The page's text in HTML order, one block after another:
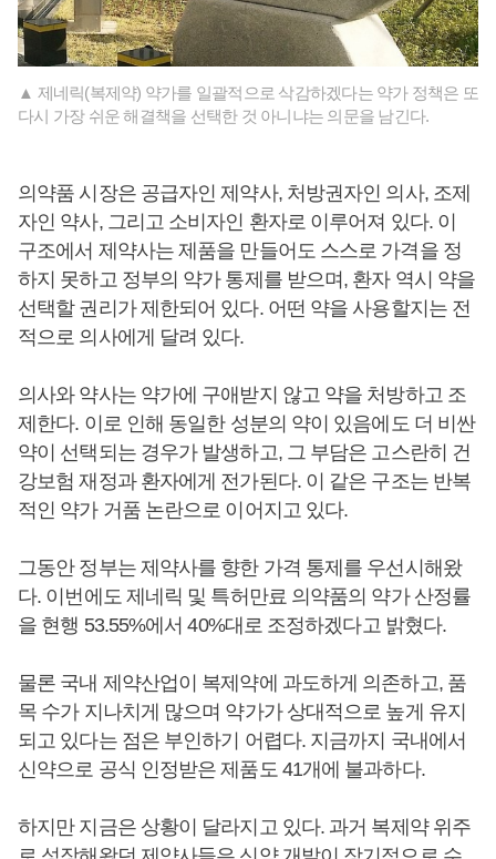
▲ 제네릭(복제약) 약가를 일괄적으로 삭감하겠다는 약가 정책은 또
다시 가장 쉬운 해결책을 선택한 것 아니냐는 의문을 남긴다.
의약품 시장은 공급자인 제약사, 처방권자인 의사, 조제
자인 약사, 그리고 소비자인 환자로 이루어져 있다. 이
구조에서 제약사는 제품을 만들어도 스스로 가격을 정
하지 못하고 정부의 약가 통제를 받으며, 환자 역시 약을
선택할 권리가 제한되어 있다. 어떤 약을 사용할지는 전
적으로 의사에게 달려 있다.
의사와 약사는 약가에 구애받지 않고 약을 처방하고 조
제한다. 이로 인해 동일한 성분의 약이 있음에도 더 비싼
약이 선택되는 경우가 발생하고, 그 부담은 고스란히 건
강보험 재정과 환자에게 전가된다. 이 같은 구조는 반복
적인 약가 거품 논란으로 이어지고 있다.
그동안 정부는 제약사를 향한 가격 통제를 우선시해왔
다. 이번에도 제네릭 및 특허만료 의약품의 약가 산정률
을 현행 53.55%에서 40%대로 조정하겠다고 밝혔다.
물론 국내 제약산업이 복제약에 과도하게 의존하고, 품
목 수가 지나치게 많으며 약가가 상대적으로 높게 유지
되고 있다는 점은 부인하기 어렵다. 지금까지 국내에서
신약으로 공식 인정받은 제품도 41개에 불과하다.
하지만 지금은 상황이 달라지고 있다. 과거 복제약 위주